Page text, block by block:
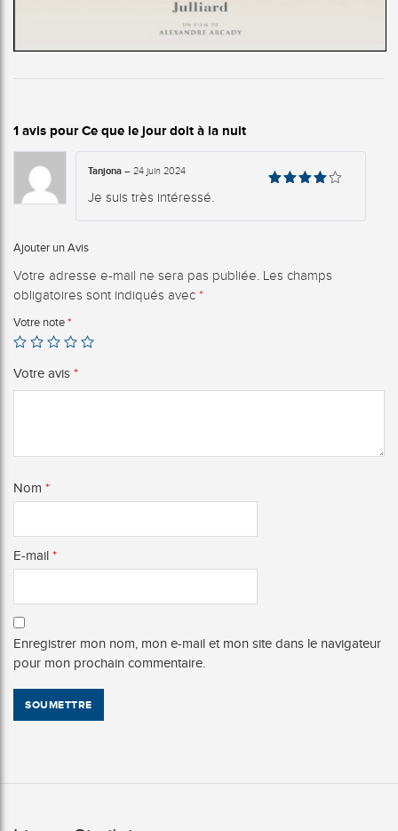
1 avis pourCe que le jour doit à la nuit
Tanjona – 24 juin 2024
Je suis très intéressé.
Ajouter un Avis
Votre adresse e-mail ne sera pas publiée. Les champs
obligatoires sont indiqués avec *
Votre note *
Votre avis *
Nom *
E-mail *
Enregistrer mon nom, mon e-mail et mon site dans le navigateur
pour mon prochain commentaire.